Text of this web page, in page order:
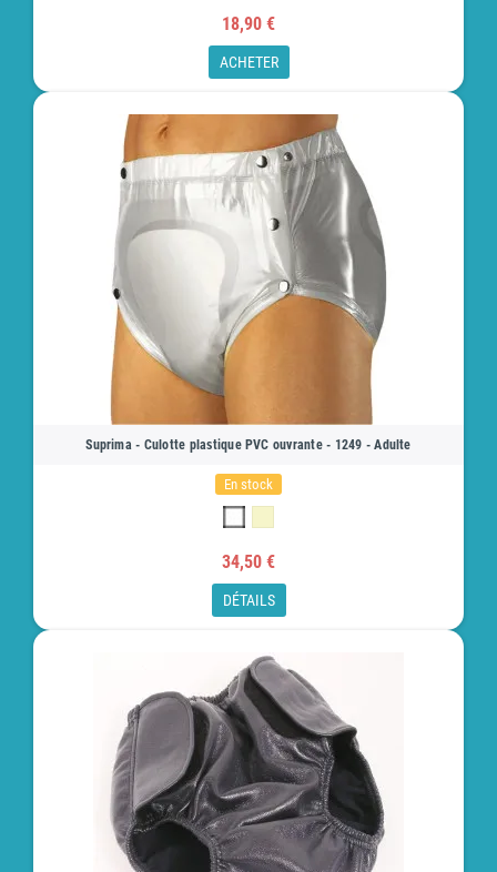
18,90 €
ACHETER
Suprima - Culotte plastique PVC ouvrante - 1249 - Adulte
En stock
34,50 €
DÉTAILS